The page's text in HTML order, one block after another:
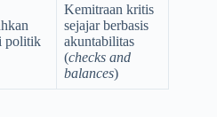
politik
Kemitraan kritis
sejajar berbasis
akuntabilitas
(checks and
balances)